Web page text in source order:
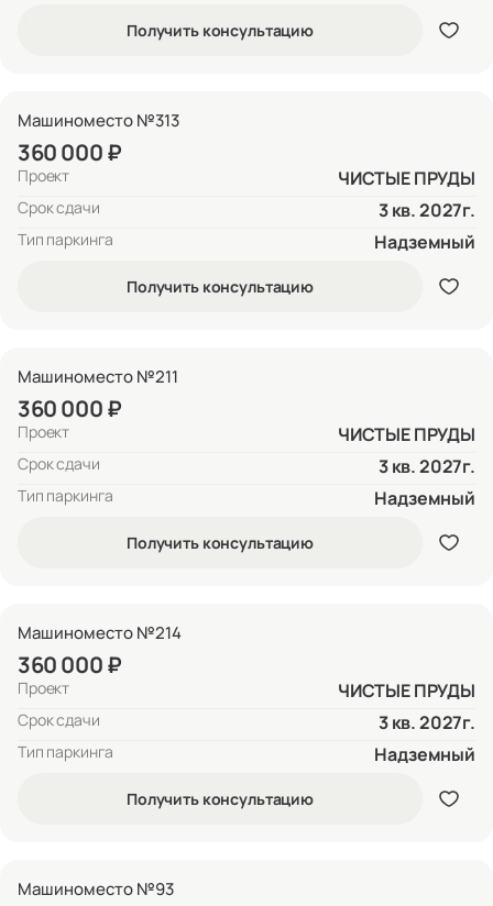
Получить консультацию
Машиноместо №313
360 000 ₽
Проект ЧИСТЫЕ ПРУДЫ
Срок сдачи 3 кв. 2027г.
Тип паркинга Надземный
Получить консультацию
Машиноместо №211
360 000 ₽
Проект ЧИСТЫЕ ПРУДЫ
Срок сдачи 3 кв. 2027г.
Тип паркинга Надземный
Получить консультацию
Машиноместо №214
360 000 ₽
Проект ЧИСТЫЕ ПРУДЫ
Срок сдачи 3 кв. 2027г.
Тип паркинга Надземный
Получить консультацию
Машиноместо №93